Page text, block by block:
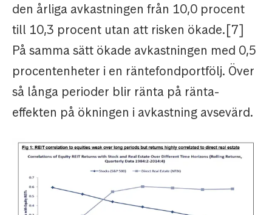
den årliga avkastningen från 10,0 procent
till 10,3 procent utan att risken ökade.[7]
På samma sätt ökade avkastningen med 0,5
procentenheter i en räntefondportfölj. Över
så långa perioder blir ränta på ränta-
effekten på ökningen i avkastning avsevärd.